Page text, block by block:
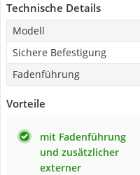
Technische Details
Modell
Sichere Befestigung
Fadenführung
Vorteile
mit Fadenführung
und zusätzlicher
externer